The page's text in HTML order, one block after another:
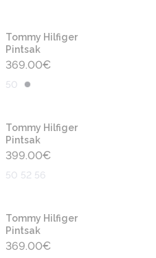
Tommy Hilfiger
Pintsak
369.00€
50
Tommy Hilfiger
Pintsak
399.00€
50 52 56
Tommy Hilfiger
Pintsak
369.00€